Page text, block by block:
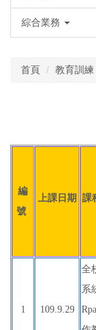
綜合業務
首頁 教育訓練
編
號
上課日期 課
1 109.9.29
全
系